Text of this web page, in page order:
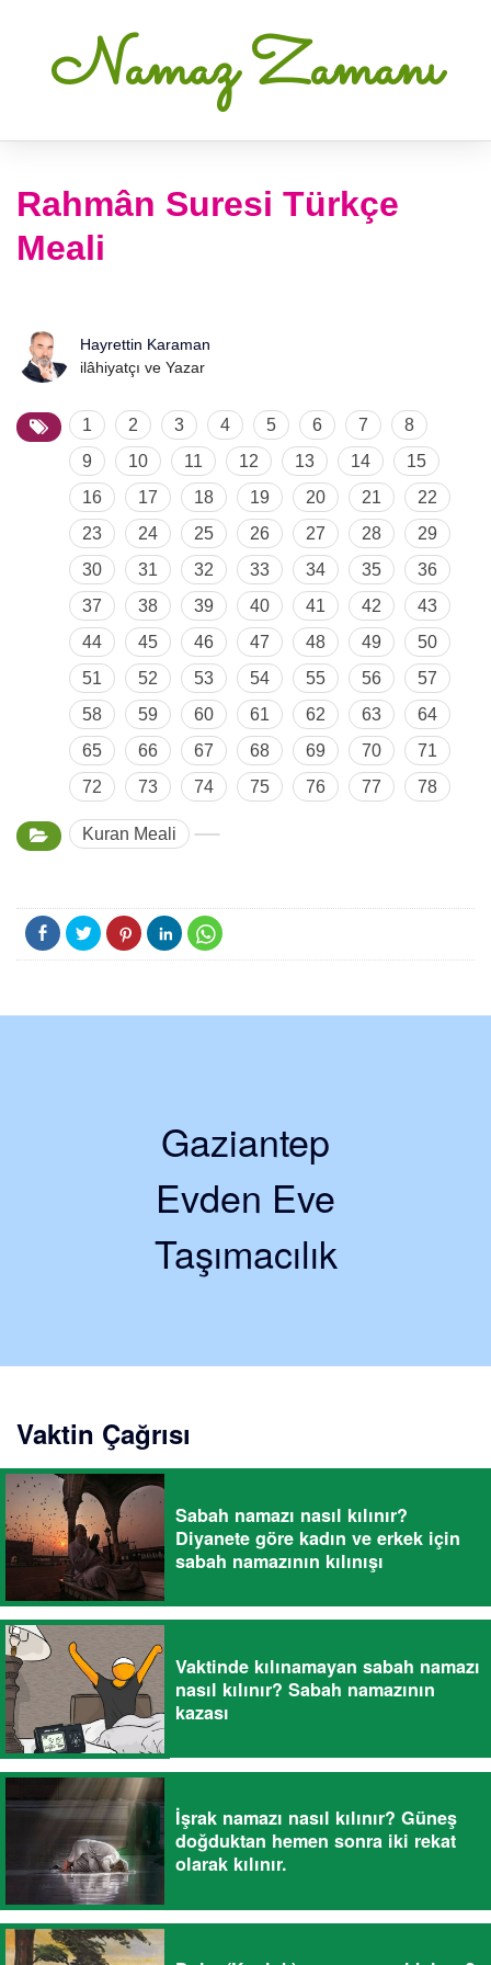
Namaz Zamanı
Rahmân Suresi Türkçe
Meali
Hayrettin Karaman
ilâhiyatçı ve Yazar
1 2 3 4 5 6 7
8
9
10 11 12 13 14
15
16
17 18 19 20 21
22
23
24 25 26 27 28
29
30
31 32 33 34 35
36
37
38 39 40 41 42
43
44
45 46 47 48 49
50
51
52 53 54 55 56
57
58
59 60 61 62 63
64
65
66 67 68 69 70
71
72
73 74 75 76 77 78
Kuran Meali
Gaziantep
Evden Eve
Taşımacılık
Vaktin Çağrısı
Sabah namazı nasıl kılınır?
Diyanete göre kadın ve erkek için
sabah namazının kılınışı
Vaktinde kılınamayan sabah namazı
nasıl kılınır? Sabah namazının
kazası
İşrak namazı nasıl kılınır? Güneş
doğduktan hemen sonra iki rekat
olarak kılınır.